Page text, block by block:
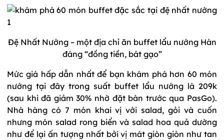
Đệ Nhất Nướng – một địa chỉ ăn buffet lẩu nướng Hàn
đáng “đồng tiền, bát gạo”
Mức giá hấp dẫn nhất để bạn khám phá hơn 60 món
nướng tại đây trong suất buffet lẩu nướng là 209k
(sau khi đã giảm 30% nhờ đặt bàn trước qua PasGo).
Nhà hàng có 7 món khai vị với salad, gỏi và cuốn
nhưng món salad rong biển và salad hoa quả dường
như để lại ấn tượng nhất bởi vị mát giòn giòn như tan